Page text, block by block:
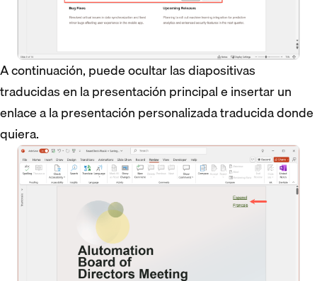
A continuación, puede ocultar las diapositivas
traducidas en la presentación principal e insertar un
enlace a la presentación personalizada traducida donde
quiera.